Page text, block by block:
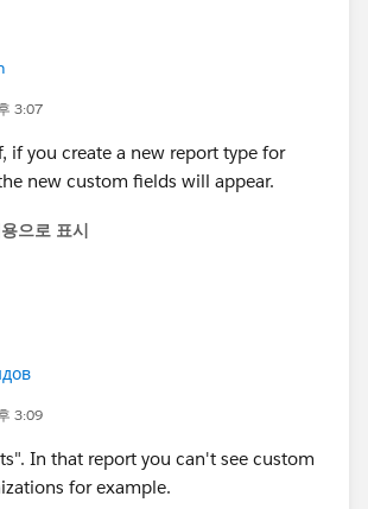
3:07
if you create a new report type for
new custom fields will appear.
으로 표시
3:09
In that report you can't see custom
for example.